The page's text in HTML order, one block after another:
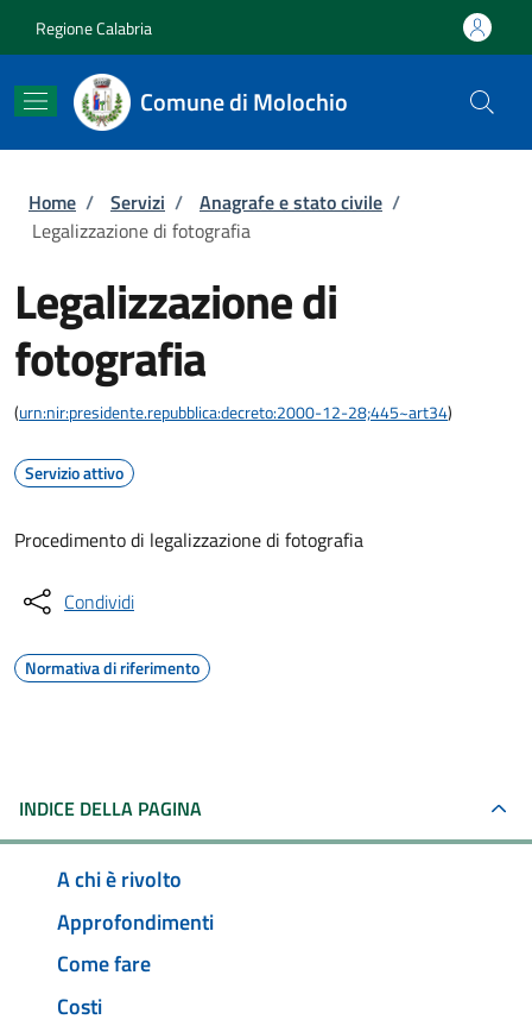
Regione Calabria
Comune di Molochio
Briciole di pane
Home / Servizi / Anagrafe e stato civile /
Legalizzazione di fotografia
Legalizzazione di
fotografia
(urn:nir:presidente.repubblica:decreto:2000-12-28;445~art34)
Servizio attivo
Procedimento di legalizzazione di fotografia
Condividi
Normativa di riferimento
INDICE DELLA PAGINA
A chi è rivolto
Approfondimenti
Come fare
Costi